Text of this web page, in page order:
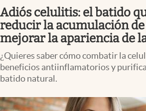
Espiritual
Streaming
PC y mobile
Lifestyle
USA
Adiós celulitis: el batido
reducir la acumulación de
mejorar la apariencia de
¿Quieres saber cómo combatir la
beneficios antiinflamatorios y
batido natural.